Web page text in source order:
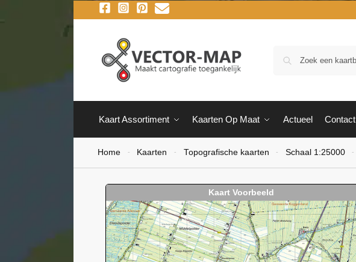
Kaart Assortiment Kaarten Op Maat Actueel Contact
Home - Kaarten - Topografische kaarten - Schaal 1:25000 -